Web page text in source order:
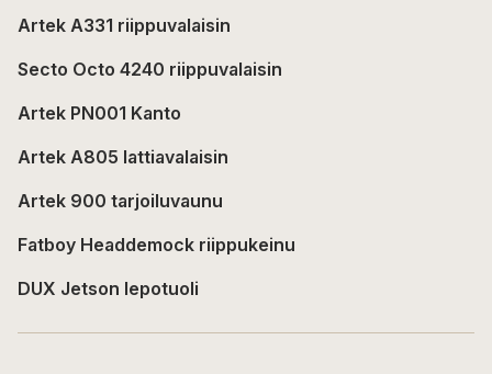
Artek A331 riippuvalaisin
Secto Octo 4240 riippuvalaisin
Artek PN001 Kanto
Artek A805 lattiavalaisin
Artek 900 tarjoiluvaunu
Fatboy Headdemock riippukeinu
DUX Jetson lepotuoli